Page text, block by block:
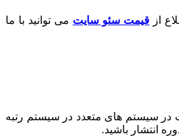
از قیمت سئو سایت می توانید با ما
تا 40 درصد کاهش دهد. گوگل در حال اعمال تغییرات در سیستم های متعدد در سیستم رتبه
انتشار باشید.